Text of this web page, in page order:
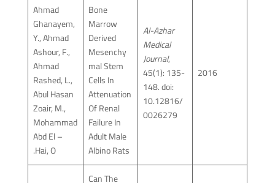
2016
Al-Azhar
Medical
Journal,
45(1): 135-
148. doi:
10.12816/
0026279
Bone
Marrow
Derived
Mesenchy
mal Stem
Cells In
Attenuation
Of Renal
Failure In
Adult Male
Albino Rats
Ahmad
Ghanayem,
Y., Ahmad
Ashour, F.,
Ahmad
Rashed, L.,
Abul Hasan
Zoair, M.,
Mohammad
Abd El –
Hai, O.
Can The